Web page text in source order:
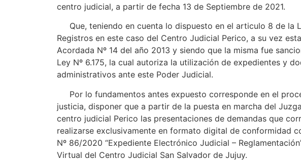
centro judicial, a partir de fecha 13 de Septiembre de 2021.
Que, teniendo en cuenta lo dispuesto en el articulo 8 de la
Registros en este caso del Centro Judicial Perico, a su vez
Acordada Nº 14 del año 2013 y siendo que la misma fue
Ley Nº 6.175, la cual autoriza la utilización de expedientes y
administrativos ante este Poder Judicial.
Por lo fundamentos antes expuesto corresponde en el
justicia, disponer que a partir de la puesta en marcha del
centro judicial Perico las presentaciones de demandas que
realizarse exclusivamente en formato digital de conformidad
Nº 86/2020 “Expediente Electrónico Judicial –
Virtual del Centro Judicial San Salvador de Jujuy.